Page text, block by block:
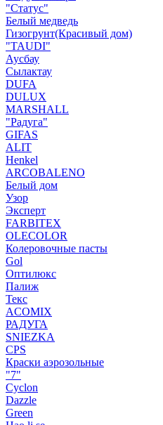
"Статус"
Белый медведь
Гизогрунт(Красивый дом)
"TAUDI"
Аусбау
Сылактау
DUFA
DULUX
MARSHALL
"Радуга"
GIFAS
ALIT
Henkel
ARCOBALENO
Белый дом
Узор
Эксперт
FARBITEX
OLECOLOR
Колеровочные пасты
Gol
Оптилюкс
Палиж
Текс
ACOMIX
РАДУГА
SNIEZKA
CPS
Краски аэрозольные
"7"
Cyclon
Dazzle
Green